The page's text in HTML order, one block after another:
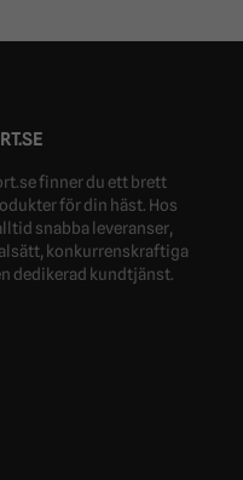
finner du ett brett
för din häst. Hos
snabba leveranser,
konkurrenskraftiga
dedikerad kundtjänst.